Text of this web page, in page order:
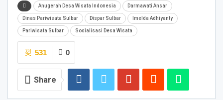
Anugerah Desa Wisata Indonesia Darmawati Ansar
Dinas Pariwisata Sulbar Dispar Sulbar Imelda Adhiyanty
Pariwisata Sulbar Sosialisasi Desa Wisata
0
531
Share